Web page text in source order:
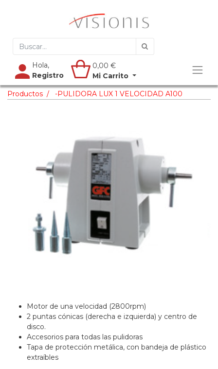
Hola,
Registro
0,00 €
Mi Carrito
Productos -PULIDORA LUX 1 VELOCIDAD A100
Motor de una velocidad (2800rpm)
2 puntas cónicas (derecha e izquierda) y centro de
disco.
Accesorios para todas las pulidoras
Tapa de protección metálica, con bandeja de plástico
extraíbles